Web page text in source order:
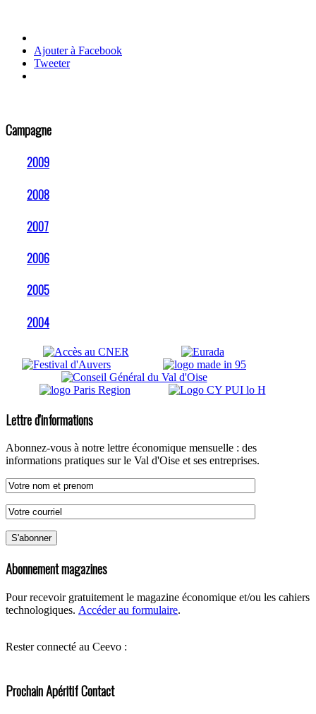
Ajouter à Facebook
Tweeter
Campagne
2009
2008
2007
2006
2005
2004
Lettre d'informations
Abonnez-vous à notre lettre économique mensuelle : des
informations pratiques sur le Val d'Oise et ses entreprises.
Abonnement magazines
Pour recevoir gratuitement le magazine économique et/ou les cahiers
technologiques. Accéder au formulaire.
Rester connecté au Ceevo :
Prochain Apéritif Contact